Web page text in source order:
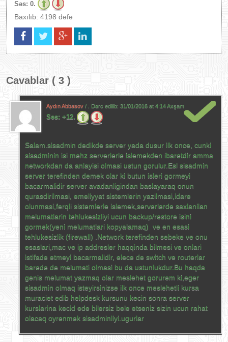
Səs: 0.
Baxılıb: 4198 dəfə
Cavablar ( 3 )
Aydın Abbasov / . Dərc edilib: 31/01/2016 at 4:14 Axşam
Səs: +12.
Salam.sisadmin dedikde server yada dusur ilk once, cunki
sisadminin isi mehz serverlerle islemekden ibaretdir amma
networkdan da anlayisi olmasi ustun gorulur.Esl sisadmin
server terefinden demek olar ki butun isleri gormeyi
bacarmalidir server avadanligindan baslayaraq onun
qurasdirilmasi, emeliyyat sistemlerin yazilmasi,idare
olunmasi,ferqli sistemlerle islemek,serverlerde saxlanilan
melumatlarin tehlukesizliyi ucun backup/restore isini
gormek(yeni melumatlari kopyalamaq) ve en esasi
tehlukesizlik (firewall) .Network terefinden sebeke ve onu
esaslari,mac ve ip addresler haqqinda bilmesi ve onlari
istifade etmeyi bacarmalidir, elece de switch ve routerlar
barede de melumati olmasi bu da ustunlukdur.Bu haqda
genis melumat yazmaq olar meslehet gorurem ki,eger
sisadmin olmaq isteyirsinizse ilk once meslehetli kursa
muraciet edib helpdesk kursunu kecin sonra server
kurslarina kecid ede bilersiz bele etseniz sizin ucun rahat
olacaq oyrenmek sisadminliyi.ugurlar